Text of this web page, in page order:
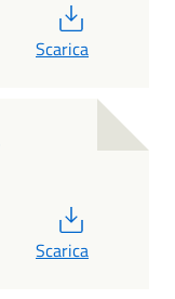
Scarica
Scarica